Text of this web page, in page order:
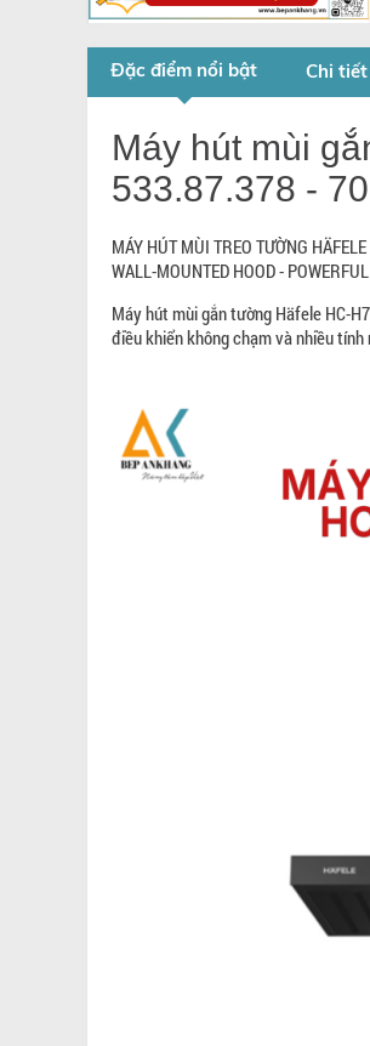
Máy hút mùi kính toa
Kaff KF - 991B New
Black - Thương hiệu Đức
KF - 991B New Black
8.880.000 đ 14.800.000 đ
Đặc điểm nổi bật Chi
Máy hút mùi
533.87.378 -
MÁY HÚT MÙI TREO TƯỜNG
WALL-MOUNTED HOOD -
Máy hút mùi gắn tường Häfele HC-
điều khiển không chạm và nhiều